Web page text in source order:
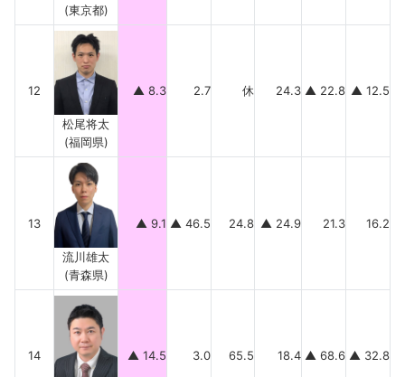
(東京都)
12
松尾将太
(福岡県)
▲ 8.3 2.7 休 24.3 ▲ 22.8 ▲ 12.5
13
流川雄太
(青森県)
▲ 9.1 ▲ 46.5 24.8 ▲ 24.9 21.3 16.2
14 ▲ 14.5 3.0 65.5 18.4 ▲ 68.6 ▲ 32.8